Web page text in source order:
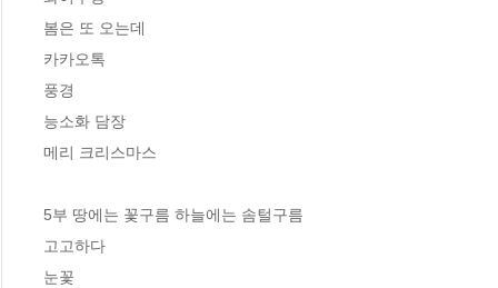
봄은 또 오는데
카카오톡
풍경
능소화 담장
메리 크리스마스
5부 땅에는 꽃구름 하늘에는 솜털구름
고고하다
눈꽃